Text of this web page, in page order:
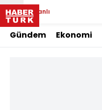
Canlı
Gündem Ekonomi